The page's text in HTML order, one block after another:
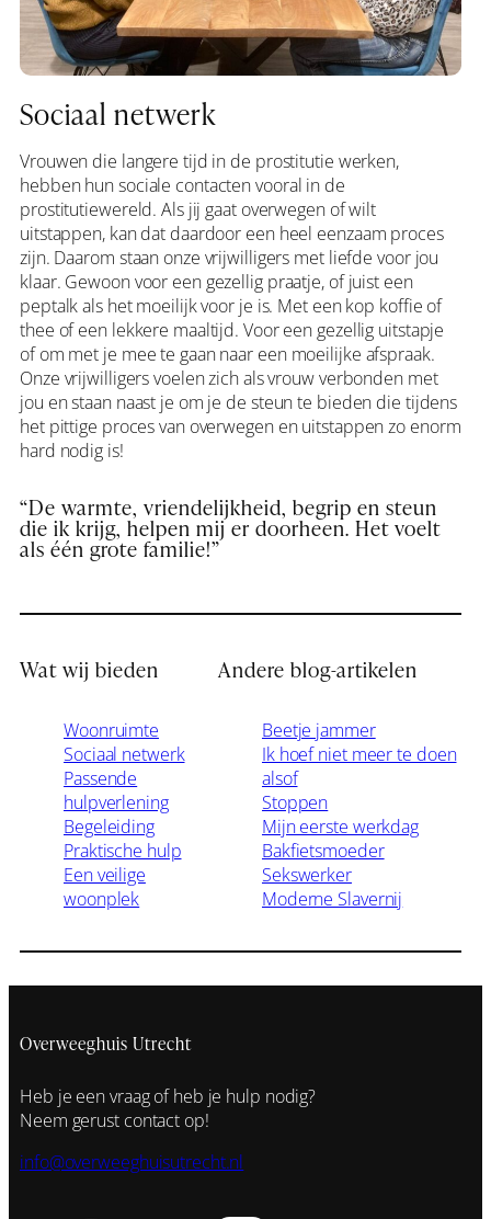
Sociaal netwerk
Vrouwen die langere tijd in de prostitutie werken,
hebben hun sociale contacten vooral in de
prostitutiewereld. Als jij gaat overwegen of wilt
uitstappen, kan dat daardoor een heel eenzaam proces
zijn. Daarom staan onze vrijwilligers met liefde voor jou
klaar. Gewoon voor een gezellig praatje, of juist een
peptalk als het moeilijk voor je is. Met een kop koffie of
thee of een lekkere maaltijd. Voor een gezellig uitstapje
of om met je mee te gaan naar een moeilijke afspraak.
Onze vrijwilligers voelen zich als vrouw verbonden met
jou en staan naast je om je de steun te bieden die tijdens
het pittige proces van overwegen en uitstappen zo enorm
hard nodig is!
“De warmte, vriendelijkheid, begrip en steun
die ik krijg, helpen mij er doorheen. Het voelt
als één grote familie!”
Wat wij bieden
Woonruimte
Sociaal netwerk
Passende
hulpverlening
Begeleiding
Praktische hulp
Een veilige
woonplek
Andere blog-artikelen
Beetje jammer
Ik hoef niet meer te doen
alsof
Stoppen
Mijn eerste werkdag
Bakfietsmoeder
Sekswerker
Moderne Slavernij
Overweeghuis Utrecht
Heb je een vraag of heb je hulp nodig?
Neem gerust contact op!
info@overweeghuisutrecht.nl